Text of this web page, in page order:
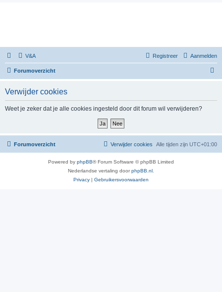
V&A Aanmelden
Registreer
Forumoverzicht
Verwijder cookies
Weet je zeker dat je alle cookies ingesteld door dit forum wil verwijderen?
Forumoverzicht Alle tijden zijn UTC+01:00
Verwijder cookies
Powered by phpBB® Forum Software © phpBB Limited
Nederlandse vertaling doorphpBB.nl
Privacy | Gebruikersvoorwaarden